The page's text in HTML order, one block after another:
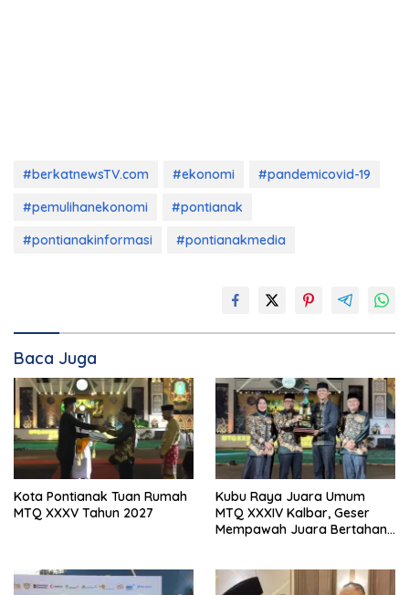
#berkatnewsTV.com #ekonomi
#pandemicovid-19
#pemulihanekonomi
#pontianak
#pontianakinformasi
#pontianakmedia
Baca Juga
Kota Pontianak Tuan Rumah
MTQ XXXV Tahun 2027
Kubu Raya Juara Umum
MTQ XXXIV Kalbar, Geser
Mempawah Juara Bertahan